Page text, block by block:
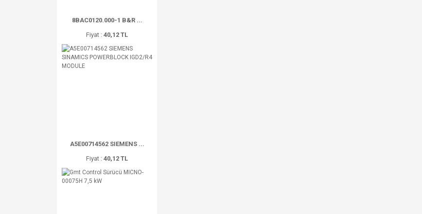
8BAC0120.000-1 B&R ...
Fiyat : 40,12 TL
A5E00714562 SIEMENS ...
Fiyat : 40,12 TL